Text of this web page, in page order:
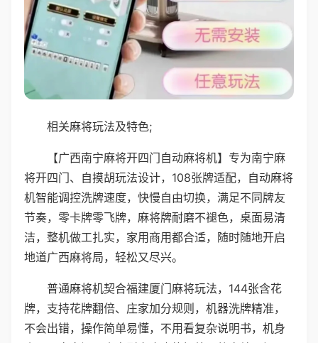
相关麻将玩法及特色;
【广西南宁麻将开四门自动麻将机】专为南宁麻
将开四门、自摸胡玩法设计，108张牌适配，自动麻将
机智能调控洗牌速度，快慢自由切换，满足不同牌友
节奏，零卡牌零飞牌，麻将牌耐磨不褪色，桌面易清
洁，整机做工扎实，家用商用都合适，随时随地开启
地道广西麻将局，轻松又尽兴。
普通麻将机契合福建厦门麻将玩法，144张含花
牌，支持花牌翻倍、庄家加分规则，机器洗牌精准，
不会出错，操作简单易懂，不用看复杂说明书，机身